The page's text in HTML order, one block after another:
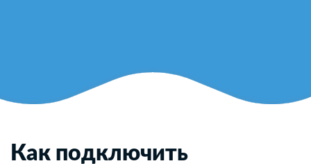
Как подключить